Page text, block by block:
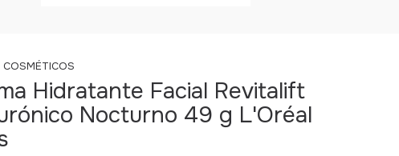
COSMÉTICOS
Hidratante Facial Revitalift
Nocturno 49 g L'Oréal